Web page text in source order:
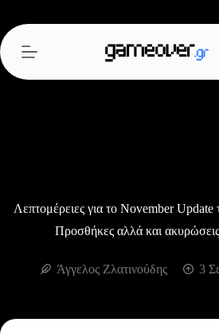
περιεχόμενο
Λεπτομέρειες για το November
Προσθήκες αλλά και
Άγγελος Ζλατινούδης 3